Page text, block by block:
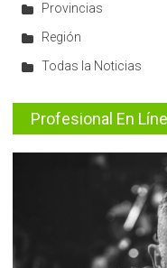
Provincias
Región
Todas la Noticias
Profesional En